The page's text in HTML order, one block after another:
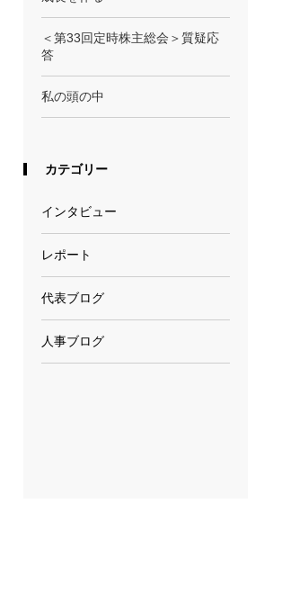
＜第33回定時株主総会＞質疑応
答
私の頭の中
カテゴリー
インタビュー
レポート
代表ブログ
人事ブログ